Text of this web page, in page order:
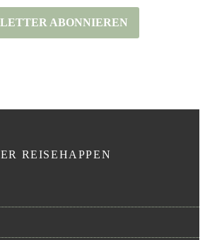
ABONNIEREN
REISEHAPPEN